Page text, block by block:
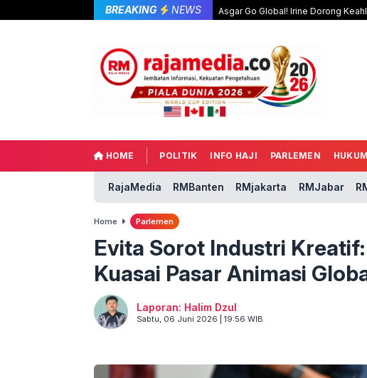
BREAKING NEWS Asgar Go Global! Irine Dorong
HOME POLITIK INFO HAJI PARLEMEN HUKUM
RajaMedia RMBanten RMjakarta RMJabar
Home Parlemen
Evita Sorot Industri
Kuasai Pasar Animasi
Laporan: Halim Dzul
Sabtu, 06 Juni 2026 | 19:56 WIB